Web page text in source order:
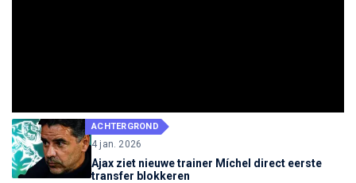
ACHTERGROND
4 jan. 2026
Ajax ziet nieuwe trainer Míchel direct eerste
transfer blokkeren